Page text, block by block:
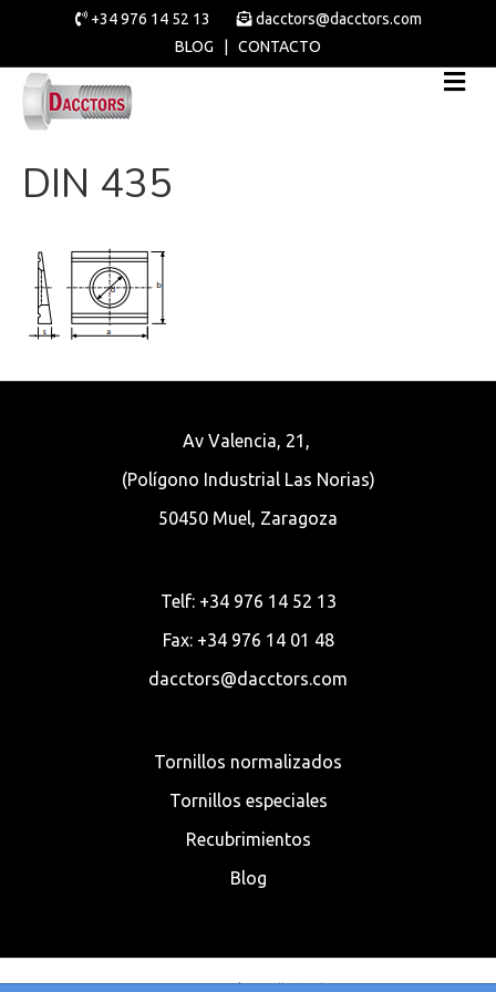
+34 976 14 52 13
dacctors@dacctors.com
BLOG
CONTACTO
DIN 435
Av Valencia, 21,
(Polígono Industrial Las Norias)
50450 Muel, Zaragoza
Telf: +34 976 14 52 13
Fax: +34 976 14 01 48
dacctors@dacctors.com
Tornillos normalizados
Tornillos especiales
Recubrimientos
Blog